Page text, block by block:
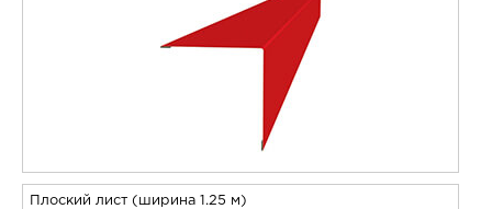
Плоский лист (ширина 1.25 м)